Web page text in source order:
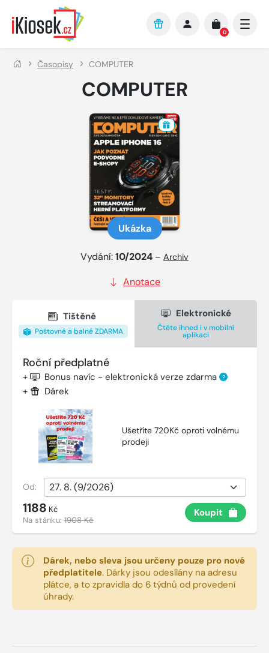
Přejít na hlavní obsah
0
Časopisy COMPUTER
COMPUTER
Ukázka
Vydání:10/2024 – Archiv
Anotace
Tištěné
Poštovné a balné ZDARMA
Elektronické
Čtěte ihned i v mobilní
aplikaci
Roční předplatné
+ Bonus navíc - elektronická verze zdarma ?
+ Dárek
Ušetříte 720Kč oproti volnému
prodeji
Od:
1188 Kč
Na stánku:1908 Kč
Koupit
Dárek, nebo sleva jsou určeny pouze pro nové
předplatitele. Dárky jsou odesílány na adresu
plátce, a to zpravidla do 6 týdnů od provedení
úhrady.